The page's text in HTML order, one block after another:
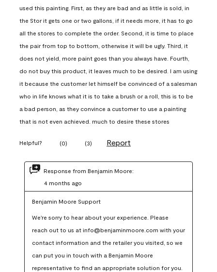
used this painting. First, as they are bad and as little is sold, in
the Stor it gets one or two gallons, if it needs more, it has to go
all the stores to complete the order. Second, it is time to place
the pair from top to bottom, otherwise it will be ugly. Third, it
does not yield, more paint goes than you always have. Fourth,
do not buy this product, it leaves much to be desired. I am using
it because the customer let himself be convinced of a salesman
who in life knows what it is to take a brush or a roll, this is to be
a bad person, as they convince a customer to use a painting
that is not even achieved. much to desire these stores
Helpful? (0) (3) Report
Response from Benjamin Moore:
4 months ago
Benjamin Moore Support
We're sorry to hear about your experience. Please
reach out to us at info@benjaminmoore.com with your
contact information and the retailer you visited, so we
can put you in touch with a Benjamin Moore
representative to find an appropriate solution for you.